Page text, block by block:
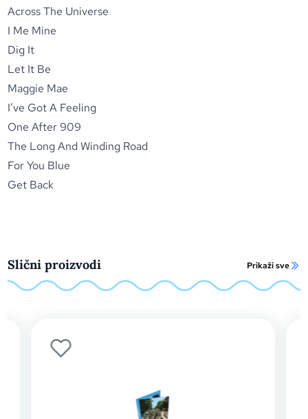
Across The Universe
I Me Mine
Dig It
Let It Be
Maggie Mae
I’ve Got A Feeling
One After 909
The Long And Winding Road
For You Blue
Get Back
Slični proizvodi Prikaži sve